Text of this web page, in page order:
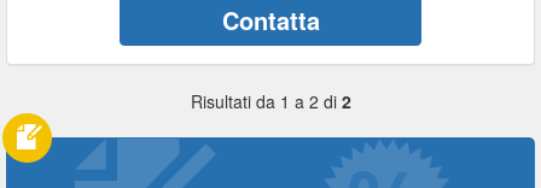
Contatta
Risultati da 1 a 2 di 2